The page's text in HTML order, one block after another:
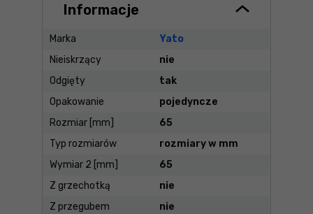
Informacje
Marka
Yato
Nieiskrzący
nie
Odgięty
tak
Opakowanie
pojedyncze
Rozmiar [mm]
65
Typ rozmiarów
rozmiary w mm
Wymiar 2 [mm]
65
Z grzechotką
nie
Z przegubem
nie